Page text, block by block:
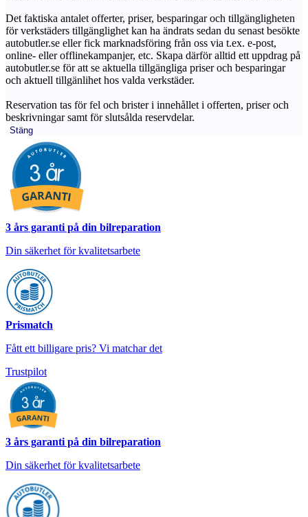
Det faktiska antalet offerter, priser, besparingar och tillgängligheten
för verkstäders tillgänglighet kan ha ändrats sedan du senast besökte
autobutler.se eller fick marknadsföring från oss via t.ex. e-post,
online- eller offlinekampanjer, etc. Skapa därför alltid ett uppdrag på
autobutler.se för att se aktuella tillgängliga priser och besparingar
och aktuell tillgänlihet hos valda verkstäder.
Reservation tas för fel och brister i innehållet i offerten, priser och
beskrivningar samt för slutsålda reservdelar.
Stäng
3 års garanti på din bilreparation
Din säkerhet för kvalitetsarbete
Prismatch
Fått ett billigare pris? Vi matchar det
Trustpilot
3 års garanti på din bilreparation
Din säkerhet för kvalitetsarbete